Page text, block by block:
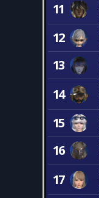
11
12
13
14
15
16
17